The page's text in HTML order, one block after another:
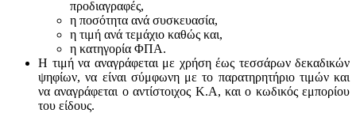
προδιαγραφές,
η ποσότητα ανά συσκευασία,
η τιμή ανά τεμάχιο καθώς και,
η κατηγορία ΦΠΑ.
Η τιμή να αναγράφεται με χρήση έως τεσσάρων δεκαδικών
ψηφίων, να είναι σύμφωνη με το παρατηρητήριο τιμών και
να αναγράφεται ο αντίστοιχος Κ.Α, και ο κωδικός εμπορίου
του είδους.